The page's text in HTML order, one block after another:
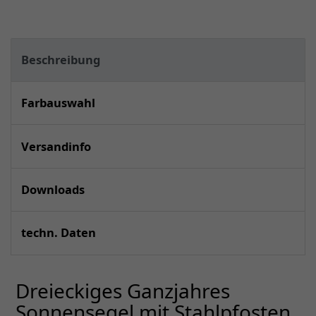
Beschreibung
Farbauswahl
Versandinfo
Downloads
techn. Daten
Dreieckiges Ganzjahres